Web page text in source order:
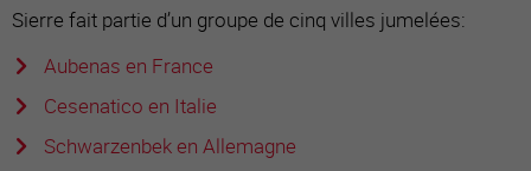
Sierre fait partie d’un groupe de cinq villes jumelées:
Aubenas en France
Cesenatico en Italie
Schwarzenbek en Allemagne